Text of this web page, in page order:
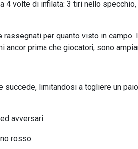
4 volte di infilata: 3 tiri nello
rassegnati per quanto visto in
prima che giocatori, sono
succede, limitandosi a togliere un
avversari.
rosso.